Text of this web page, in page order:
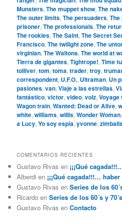
Munsters,The muppet show,The
The outer limits,The persuaders,The
prisoner,The professionals,The
The rookies,The Saint,The Secret
Francisco,The twilight zone,The
virginian,The Waltons,The world at
Tierra de gigantes,Tightrope!,Time
tolliver,tom,toma,trader,troy,
correspondent, U.F.O., Ultraman, Un
pasiones,van,Viaje a las estrellas,
fantástico,victor,video,volz,Voyage
Wagon train,Wanted: Dead or Alive,
white,williams,willis,Wonder Woman
a Lucy,Yo soy espía,yvonne,
COMENTARIOS RECIENTES
Gustavo Rivas en ¡¡¡Qué
Alberdi en ¡¡¡Qué cagada!!!…
Gustavo Rivas enSeries de los
Ricardo enSeries de los 60´s y 70´s
Gustavo Rivas enContacto